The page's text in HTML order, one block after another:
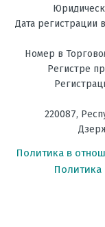
Дата регистрации
Номер в
Регистре
220087,
Политика в
Политика